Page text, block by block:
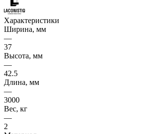
Характеристики
Ширина, мм
—
37
Высота, мм
—
42.5
Длина, мм
—
3000
Вес, кг
—
2